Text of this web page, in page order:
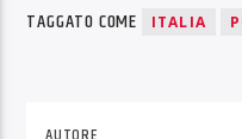
TAGGATO COME ITALIA